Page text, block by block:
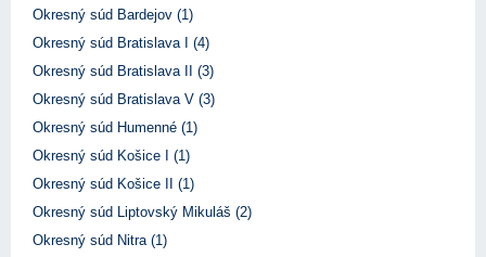
Okresný súd Bardejov (1)
Okresný súd Bratislava I (4)
Okresný súd Bratislava II (3)
Okresný súd Bratislava V (3)
Okresný súd Humenné (1)
Okresný súd Košice I (1)
Okresný súd Košice II (1)
Okresný súd Liptovský Mikuláš (2)
Okresný súd Nitra (1)